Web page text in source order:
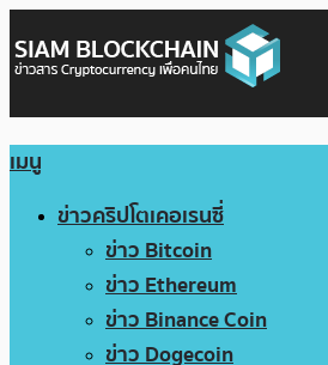
เมนู
ข่าวคริปโตเคอเรนซี่
ข่าว Bitcoin
ข่าว Ethereum
ข่าว Binance Coin
ข่าว Dogecoin